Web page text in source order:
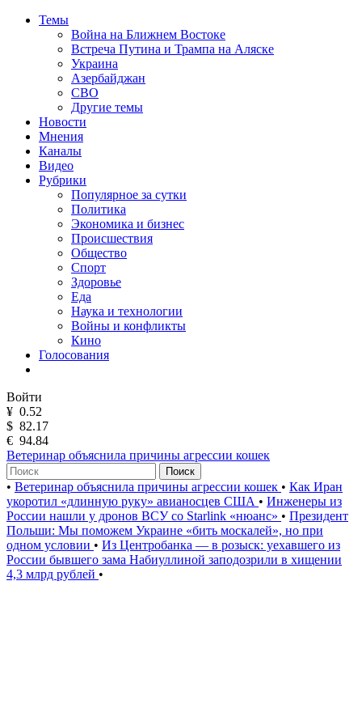
Темы
Война на Ближнем Востоке
Встреча Путина и Трампа на Аляске
Украина
Азербайджан
СВО
Другие темы
Новости
Мнения
Каналы
Видео
Рубрики
Популярное за сутки
Политика
Экономика и бизнес
Происшествия
Общество
Спорт
Здоровье
Еда
Наука и технологии
Войны и конфликты
Кино
Голосования
Войти
¥ 0.52
$ 82.17
€ 94.84
Ветеринар объяснила причины агрессии кошек
Поиск
• Ветеринар объяснила причины агрессии кошек • Как Иран
укоротил «длинную руку» авианосцев США • Инженеры из
России нашли у дронов ВСУ со Starlink «нюанс» • Президент
Польши: Мы поможем Украине «бить москалей», но при
одном условии • Из Центробанка — в розыск: уехавшего из
России бывшего зама Набиуллиной заподозрили в хищении
4,3 млрд рублей •